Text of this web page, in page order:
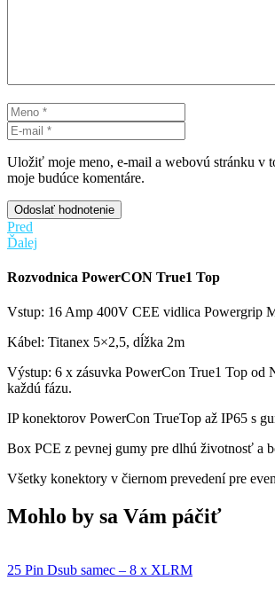
Uložiť moje meno, e-mail a webovú stránku v
moje budúce komentáre.
Odoslať hodnotenie
Pred
Ďalej
Rozvodnica PowerCON True1 Top
Vstup: 16 Amp 400V CEE vidlica Powergrip
Kábel: Titanex 5×2,5, dĺžka 2m
Výstup: 6 x zásuvka PowerCon True1 Top od
každú fázu.
IP konektorov PowerCon TrueTop až IP65 s
Box PCE z pevnej gumy pre dlhú životnosť a
Všetky konektory v čiernom prevedení pre
Mohlo by sa Vám páčiť
25 Pin Dsub samec – 8 x XLRM